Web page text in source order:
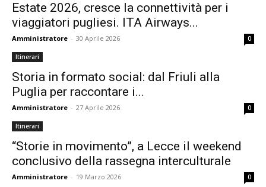
Estate 2026, cresce la connettività per i
viaggiatori pugliesi. ITA Airways...
Amministratore - 30 Aprile 2026 0
Itinerari
Storia in formato social: dal Friuli alla
Puglia per raccontare i...
Amministratore - 27 Aprile 2026 0
Itinerari
“Storie in movimento”, a Lecce il weekend
conclusivo della rassegna interculturale
Amministratore - 19 Marzo 2026 0